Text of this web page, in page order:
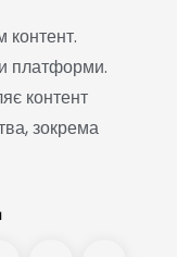
контент.
платформи.
контент
зокрема